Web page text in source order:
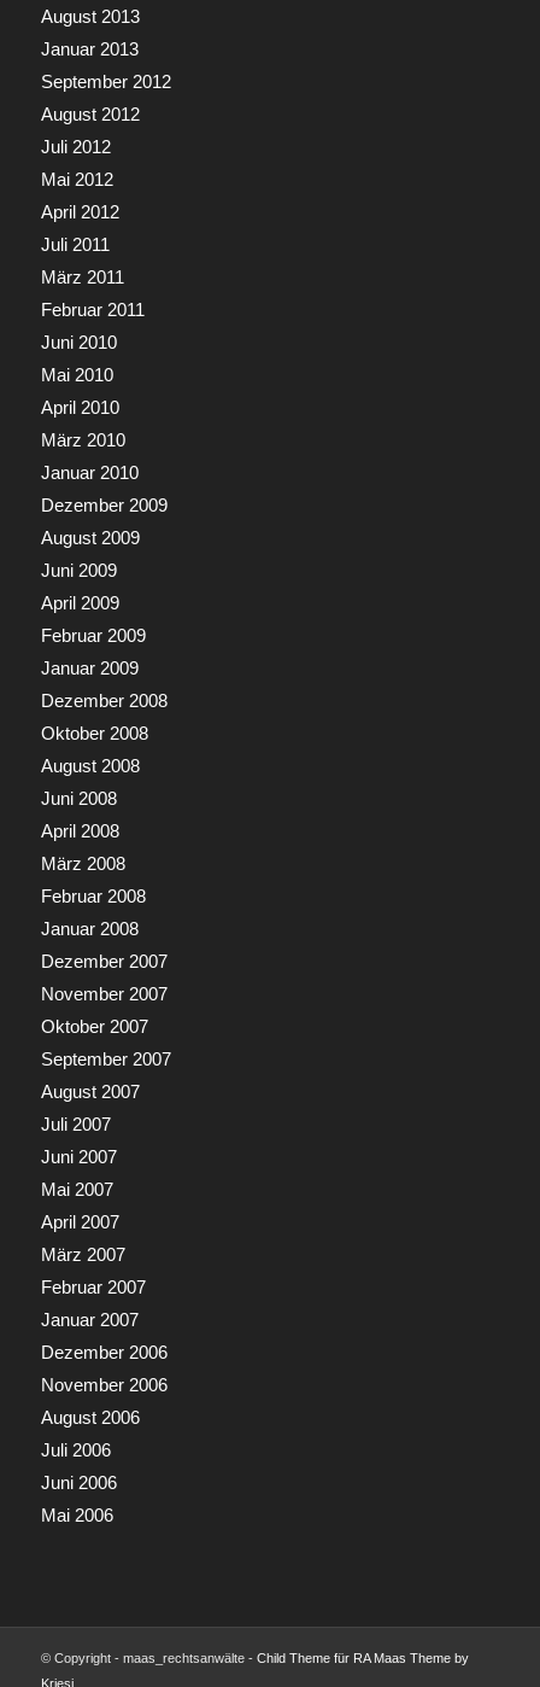
August 2013
Januar 2013
September 2012
August 2012
Juli 2012
Mai 2012
April 2012
Juli 2011
März 2011
Februar 2011
Juni 2010
Mai 2010
April 2010
März 2010
Januar 2010
Dezember 2009
August 2009
Juni 2009
April 2009
Februar 2009
Januar 2009
Dezember 2008
Oktober 2008
August 2008
Juni 2008
April 2008
März 2008
Februar 2008
Januar 2008
Dezember 2007
November 2007
Oktober 2007
September 2007
August 2007
Juli 2007
Juni 2007
Mai 2007
April 2007
März 2007
Februar 2007
Januar 2007
Dezember 2006
November 2006
August 2006
Juli 2006
Juni 2006
Mai 2006
© Copyright - maas_rechtsanwälte - Child Theme für RA Maas Theme by
Kriesi